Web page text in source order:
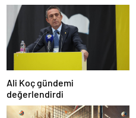
Ali Koç gündemi
değerlendirdi